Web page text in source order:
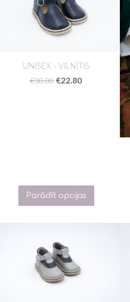
UNISEX - VILNĪTIS
€38.00 €22.80
Parādīt opcijas